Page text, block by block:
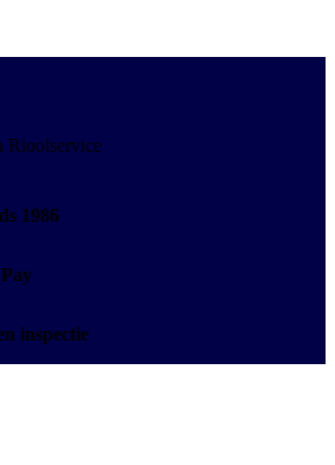
Rioolservice
1986
inspectie